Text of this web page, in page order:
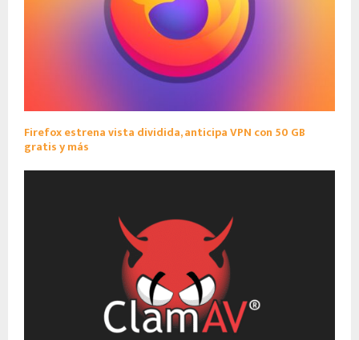
Firefox estrena vista dividida, anticipa VPN con 50 GB
gratis y más